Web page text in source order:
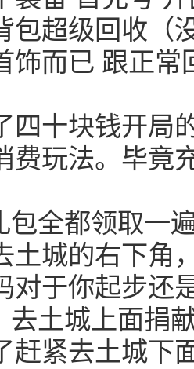
包超级回收（
饰而已 跟正
四十块钱开局
费玩法。毕竟
包全都领取一
土城的右下角
对于你起步还
去土城上面捐
赶紧去土城下